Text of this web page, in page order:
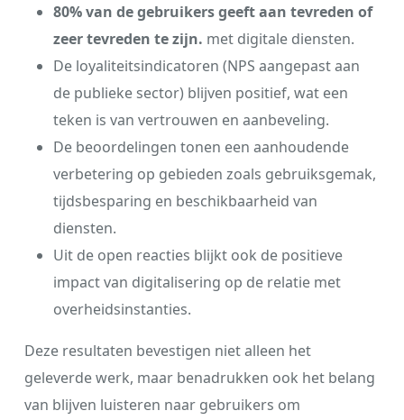
80% van de gebruikers geeft aan tevreden of
zeer tevreden te zijn. met digitale diensten.
De loyaliteitsindicatoren (NPS aangepast aan
de publieke sector) blijven positief, wat een
teken is van vertrouwen en aanbeveling.
De beoordelingen tonen een aanhoudende
verbetering op gebieden zoals gebruiksgemak,
tijdsbesparing en beschikbaarheid van
diensten.
Uit de open reacties blijkt ook de positieve
impact van digitalisering op de relatie met
overheidsinstanties.
Deze resultaten bevestigen niet alleen het
geleverde werk, maar benadrukken ook het belang
van blijven luisteren naar gebruikers om